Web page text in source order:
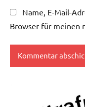
Name, E-Mail-
Browser für meinen